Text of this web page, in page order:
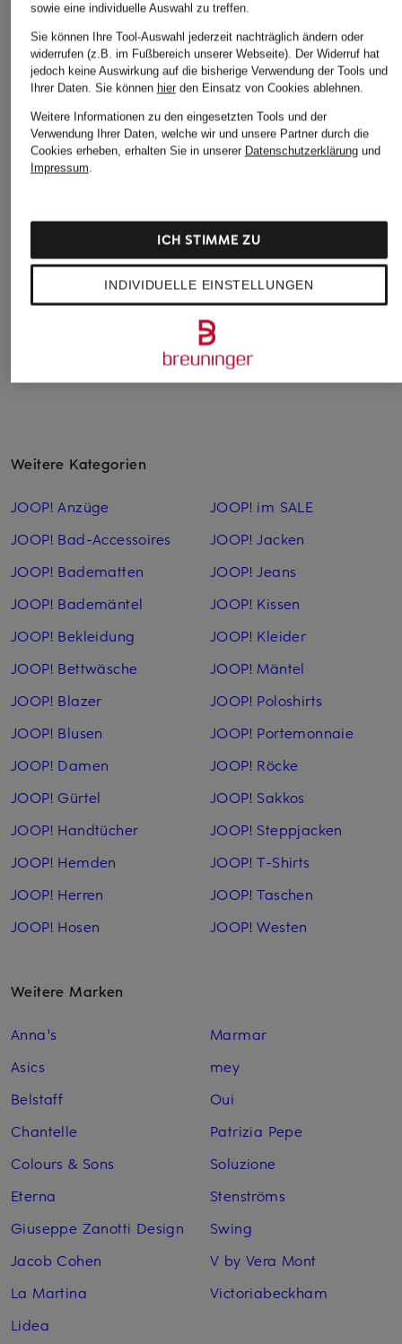
+Aktionsrabatt
Stricktop
19,99 €
Stricktop FESKIES
99,99 €
Bestpreis: 129,95 €
Stricktop
24,99 €
Bestpreis:
Weitere Kategorien
JOOP! Anzüge
JOOP! Bad-Accessoires
JOOP! Badematten
JOOP! Bademäntel
JOOP! Bekleidung
JOOP! Bettwäsche
JOOP! Blazer
JOOP! Blusen
JOOP! Damen
JOOP! Gürtel
JOOP! Handtücher
JOOP! Hemden
JOOP! Herren
JOOP! Hosen
JOOP! im SALE
JOOP! Jacken
JOOP! Jeans
JOOP! Kissen
JOOP! Kleider
JOOP! Mäntel
JOOP! Poloshirts
JOOP! Portemonnaie
JOOP! Röcke
JOOP! Sakkos
JOOP! Steppjacken
JOOP! T-Shirts
JOOP! Taschen
JOOP! Westen
Weitere Marken
Anna's
Asics
Belstaff
Chantelle
Colours & Sons
Eterna
Giuseppe Zanotti Design
Jacob Cohen
La Martina
Lidea
Marmar
mey
Oui
Patrizia Pepe
Soluzione
Stenströms
Swing
V by Vera Mont
Victoriabeckham
sowie eine individuelle Auswahl zu treffen.
Sie können Ihre Tool-Auswahl jederzeit nachträglich ändern oder
widerrufen (z.B. im Fußbereich unserer Webseite). Der Widerruf hat
jedoch keine Auswirkung auf die bisherige Verwendung der Tools und
Ihrer Daten. Sie können hierden Einsatz von Cookies ablehnen.
Weitere Informationen zu den eingesetzten Tools und der
Verwendung Ihrer Daten, welche wir und unsere Partner durch die
Cookies erheben, erhalten Sie in unserer Datenschutzerklärungund
Impressum.
INDIVIDUELLE EINSTELLUNGEN
ICH STIMME ZU